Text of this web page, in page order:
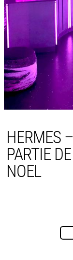
HERMES –
PARTIE DE
NOEL